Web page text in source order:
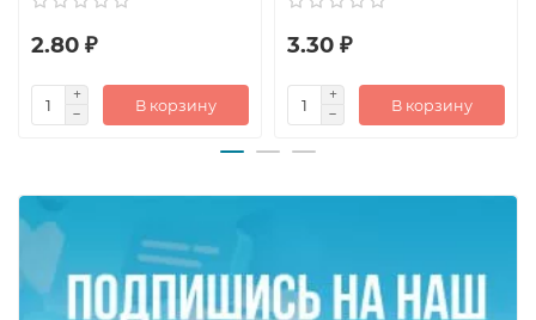
2.80 ₽
В корзину
3.30 ₽
В корзину